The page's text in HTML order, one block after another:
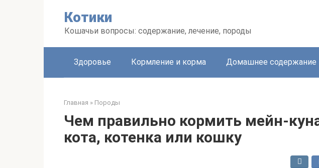
Котики
Кошачьи вопросы: содержание, лечение, породы
Здоровье Кормление и корма Домашнее содержание
Главная » Породы
Чем правильно кормить мейн-
кота, котенка или кошку